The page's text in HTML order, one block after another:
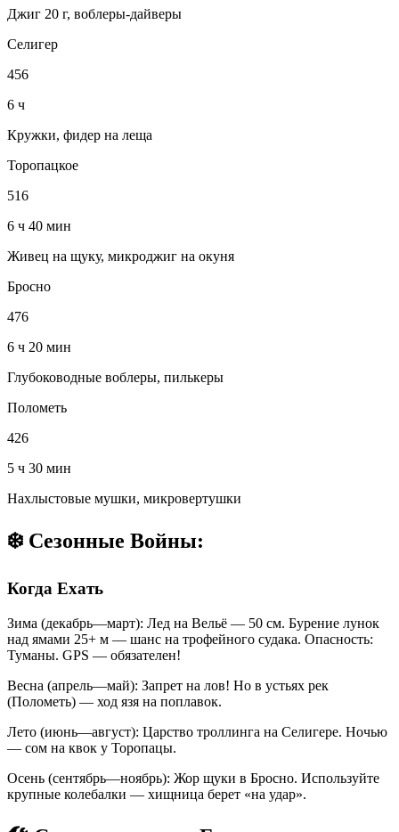
Джиг 20 г, воблеры-дайверы
Селигер
456
6 ч
Кружки, фидер на леща
Торопацкое
516
6 ч 40 мин
Живец на щуку, микроджиг на окуня
Бросно
476
6 ч 20 мин
Глубоководные воблеры, пилькеры
Полометь
426
5 ч 30 мин
Нахлыстовые мушки, микровертушки
❄️ Сезонные Войны:
Когда Ехать
Зима (декабрь—март): Лед на Вельё — 50 см. Бурение лунок
над ямами 25+ м — шанс на трофейного судака. Опасность:
Туманы. GPS — обязателен!
Весна (апрель—май): Запрет на лов! Но в устьях рек
(Полометь) — ход язя на поплавок.
Лето (июнь—август): Царство троллинга на Селигере. Ночью
— сом на квок у Торопацы.
Осень (сентябрь—ноябрь): Жор щуки в Бросно. Используйте
крупные колебалки — хищница берет «на удар».